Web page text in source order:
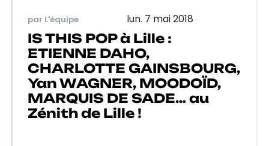
par L'équipe lun. 7 mai 2018
IS THIS POP à Lille :
ETIENNE DAHO,
CHARLOTTE GAINSBOURG,
Yan WAGNER, MOODOÏD,
MARQUIS DE SADE… au
Zénith de Lille !